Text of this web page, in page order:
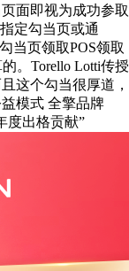
面即视为成功参取
定勾当页或通
当页领取POS领取
。Torello Lotti传授
这个勾当很厚道，
模式 全擎品牌
度出格贡献”